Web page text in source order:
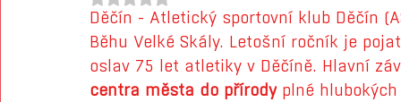
Děčín - Atletický sportovní klub Děčín
Běhu Velké Skály. Letošní ročník je
oslav 75 let atletiky v Děčíně. Hlavní
centra města do přírody plné